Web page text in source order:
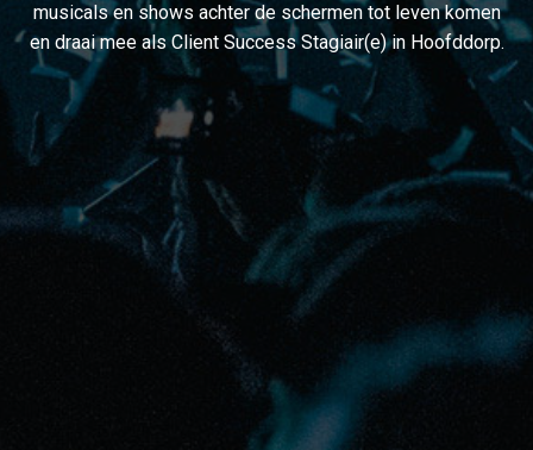
musicals en shows achter de schermen tot leven komen
en draai mee als Client Success Stagiair(e) in Hoofddorp.